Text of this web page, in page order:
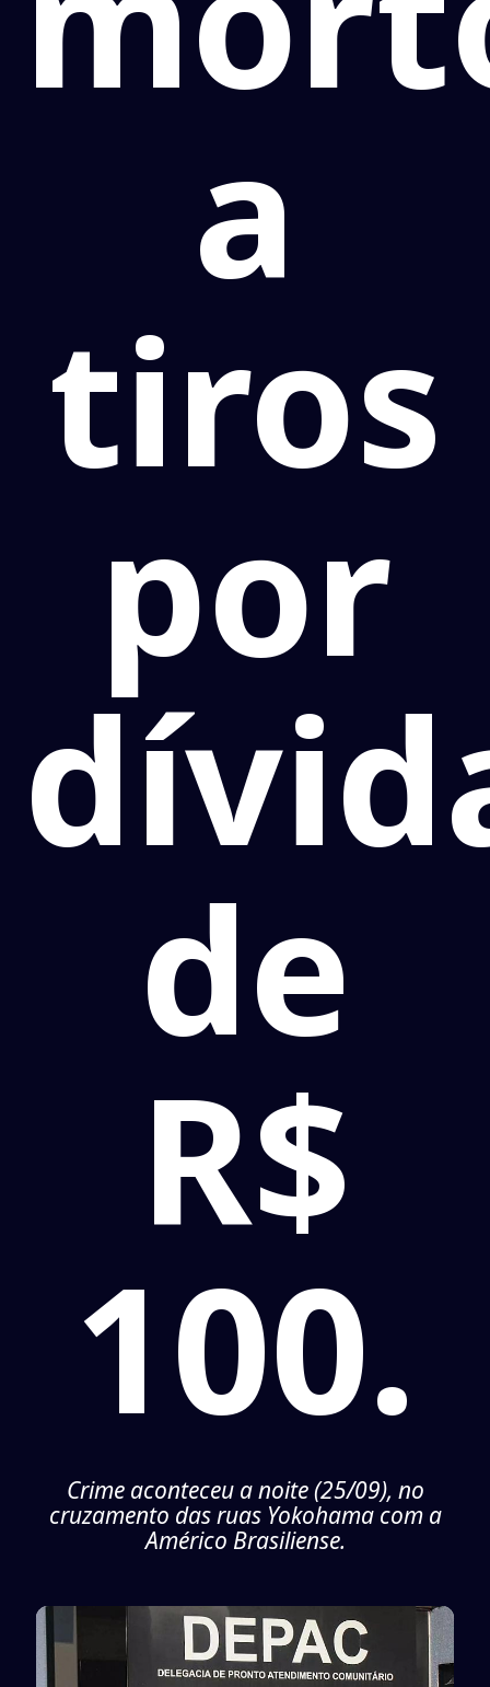
a
tiros
por
de
R$
100.
Crime aconteceu a noite (25/09), no
cruzamento das ruas Yokohama com a
Américo Brasiliense.